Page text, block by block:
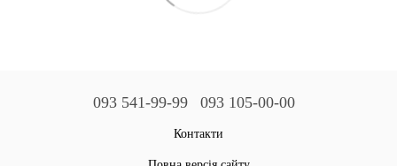
093 541-99-99 093 105-00-00
Контакти